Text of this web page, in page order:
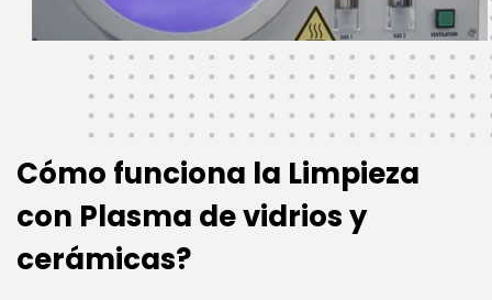
Cómo funciona la Limpieza
con Plasma de vidrios y
cerámicas?